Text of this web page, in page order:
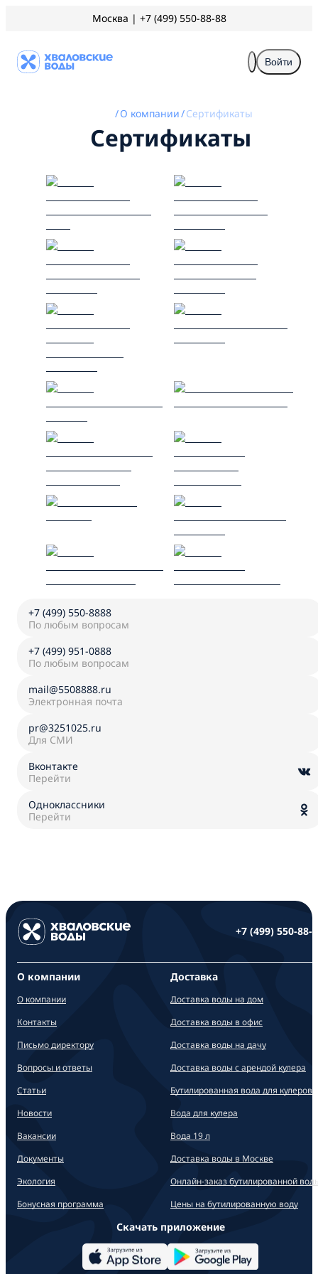
Москва | +7 (499) 550-88-88
Войти
/О компании/Сертификаты
Сертификаты
+7 (499) 550-8888
По любым вопросам
+7 (499) 951-0888
По любым вопросам
mail@5508888.ru
Электронная почта
pr@3251025.ru
Для СМИ
Вконтакте
Перейти
Одноклассники
Перейти
+7 (499) 550-88-
О компании
О компании
Контакты
Письмо директору
Вопросы и ответы
Статьи
Новости
Вакансии
Документы
Экология
Бонусная программа
Доставка
Доставка воды на дом
Доставка воды в офис
Доставка воды на дачу
Доставка воды с арендой кулера
Бутилированная вода для кулеров
Вода для кулера
Вода 19 л
Доставка воды в Москве
Онлайн-заказ бутилированной
Цены на бутилированную воду
Скачать приложение